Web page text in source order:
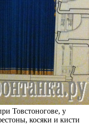
Товстоногове, у
косяки и кисти